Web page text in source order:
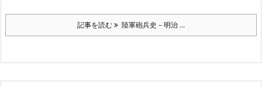
記事を読む 陸軍砲兵史－明治 ...